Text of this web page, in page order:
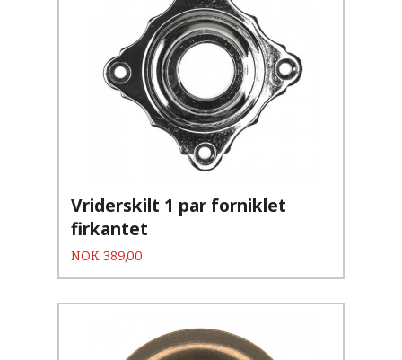
Vriderskilt 1 par forniklet
firkantet
Pris
NOK 389,00